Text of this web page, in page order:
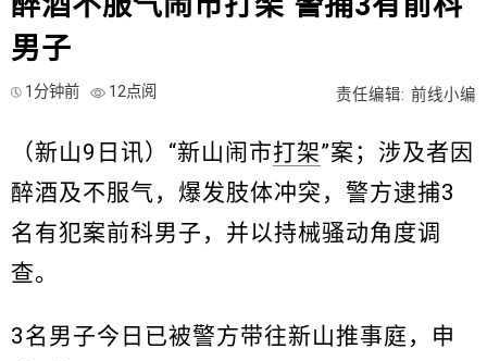
男子
1分钟前 12点阅 责任编辑: 前线小编
（新山9日讯）“新山闹市打架”案；涉及者因
醉酒及不服气，爆发肢体冲突，警方逮捕3
名有犯案前科男子，并以持械骚动角度调
查。
3名男子今日已被警方带往新山推事庭，申